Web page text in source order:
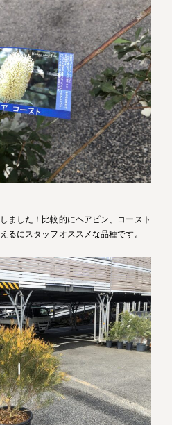
ました！比較的にヘアピン、コースト
るにスタッフオススメな品種です。